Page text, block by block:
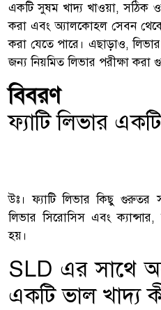
একটি সুষম খাদ্য খাওয়া, সঠিক
করা এবং অ্যালকোহল সেবন
করা যেতে পারে। এছাড়াও,
জন্য নিয়মিত লিভার পরীক্ষা করা
বিবরণ
ফ্যাটি লিভার
উঃ। ফ্যাটি লিভার কিছু গুরুতর
লিভার সিরোসিস এবং ক্যান্সার,
হয়।
SLD এর সাথে
একটি ভাল খাদ্য